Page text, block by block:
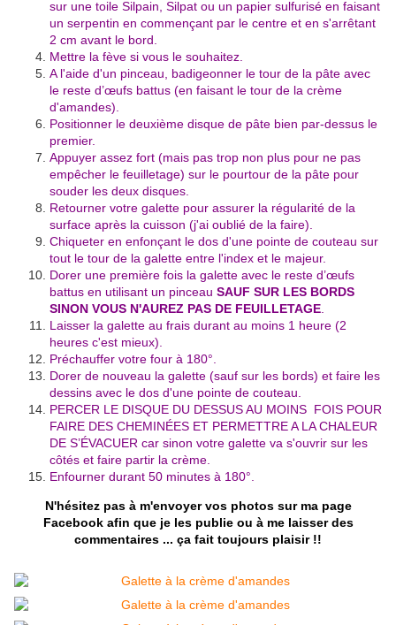
sur une toile Silpain, Silpat ou un papier sulfurisé en faisant
un serpentin en commençant par le centre et en s'arrêtant
2 cm avant le bord.
Mettre la fève si vous le souhaitez.
A l'aide d'un pinceau, badigeonner le tour de la pâte avec
le reste d’œufs battus (en faisant le tour de la crème
d'amandes).
Positionner le deuxième disque de pâte bien par-dessus le
premier.
Appuyer assez fort (mais pas trop non plus pour ne pas
empêcher le feuilletage) sur le pourtour de la pâte pour
souder les deux disques.
Retourner votre galette pour assurer la régularité de la
surface après la cuisson (j'ai oublié de la faire).
Chiqueter en enfonçant le dos d'une pointe de couteau sur
tout le tour de la galette entre l'index et le majeur.
Dorer une première fois la galette avec le reste d’œufs
battus en utilisant un pinceau SAUF SUR LES BORDS
SINON VOUS N'AUREZ PAS DE FEUILLETAGE
Laisser la galette au frais durant au moins 1 heure (2
heures c'est mieux).
Préchauffer votre four à 180°.
Dorer de nouveau la galette (sauf sur les bords) et faire les
dessins avec le dos d'une pointe de couteau.
PERCER LE DISQUE DU DESSUS AU MOINS FOIS POUR
FAIRE DES CHEMINÉES ET PERMETTRE A LA CHALEUR
DE S’ÉVACUER car sinon votre galette va s'ouvrir sur les
côtés et faire partir la crème.
Enfourner durant 50 minutes à 180°.
N'hésitez pas à m'envoyer vos photos sur ma page
Facebook afin que je les publie ou à me laisser des
commentaires ... ça fait toujours plaisir !!